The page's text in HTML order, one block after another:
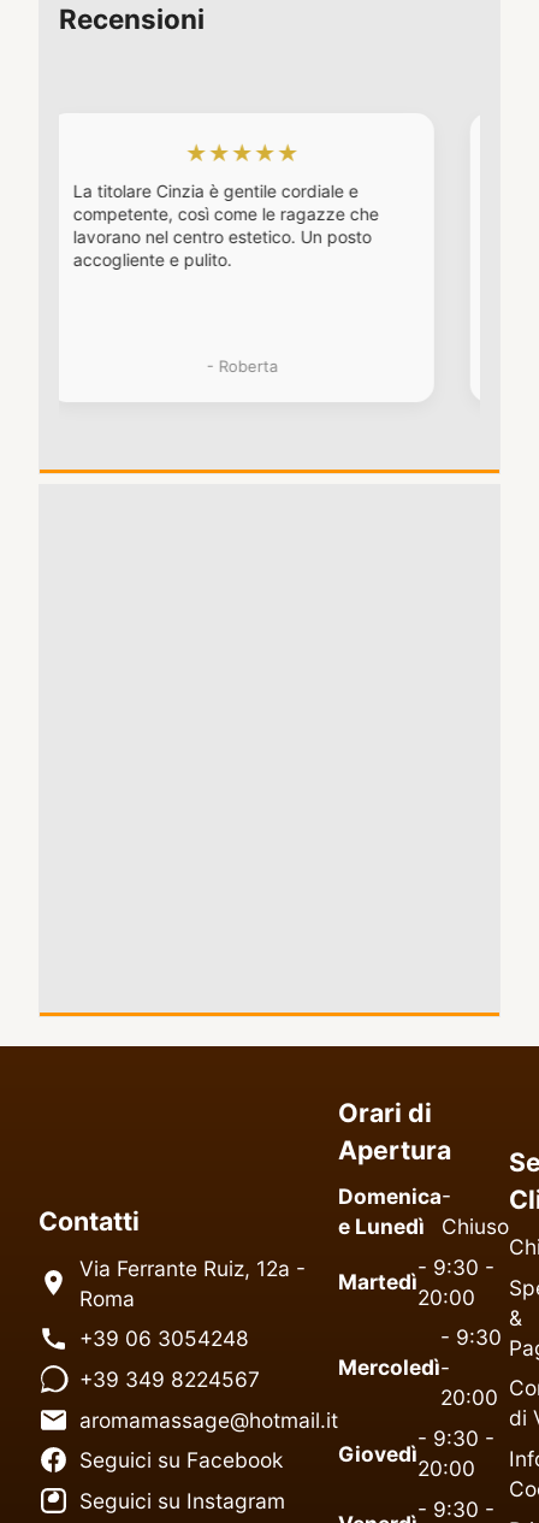
Recensioni
Cinzia è gentile cordiale e
così come le ragazze che
centro estetico. Un posto
e pulito.
Da diversi anni, dopo
diversi, è il mio centro
Molto gentili e
Contatti
Via Ferrante Ruiz, 12a -
Roma
+39 06 3054248
+39 349 8224567
aromamassage@hotmail.it
Seguici su Facebook
Seguici su Instagram
Orari di
Apertura
Domenica
e Lunedì
-
Chiuso
Martedì
- 9:30 -
20:00
Mercoledì
- 9:30
-
20:00
Giovedì
- 9:30 -
20:00
- 9:30 -
&
di